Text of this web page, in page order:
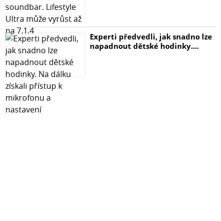
Experti předvedli, jak snadno lze
napadnout dětské hodinky....